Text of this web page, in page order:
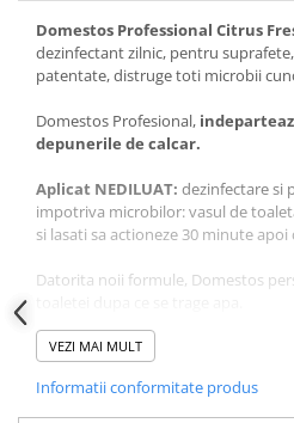
Domestos Professional Citrus
dezinfectant zilnic, pentru
patentate, distruge toti microbii
Domestos Profesional,
depunerile de calcar.
Aplicat NEDILUAT: dezinfectare si
impotriva microbilor: vasul de
si lasati sa actioneze 30 minute apoi
Datorita noii formule, Domestos
Orificiile de scurgere si sifoanei din
neplacute, lasati sa actioneze 30
VEZI MAI MULT
Informatii conformitate produs